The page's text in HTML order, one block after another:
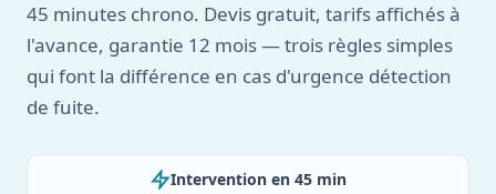
45 minutes chrono. Devis gratuit, tarifs affichés à
l'avance, garantie 12 mois — trois règles simples
qui font la différence en cas d'urgence détection
de fuite.
Intervention en 45 min